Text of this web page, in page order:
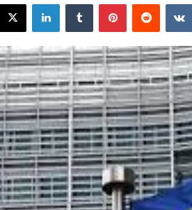
courriel
X LinkedinTumblr PinterestReddit